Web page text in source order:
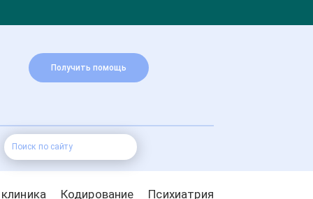
Получить помощь
Кодирование Психиатрия